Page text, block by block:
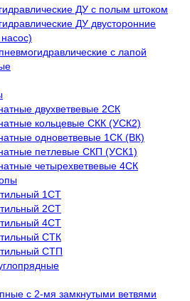
ДУ c полым штоком
ДУ двусторонние
с лапой
двухветвевые 2СК
кольцевые СКК (УСК2)
одноветвевые 1СК (ВК)
петлевые СКП (УСК1)
четырехветвевые 4СК
1СТ
2СТ
4СТ
СТК
СТП
с 2-мя замкнутыми ветвями